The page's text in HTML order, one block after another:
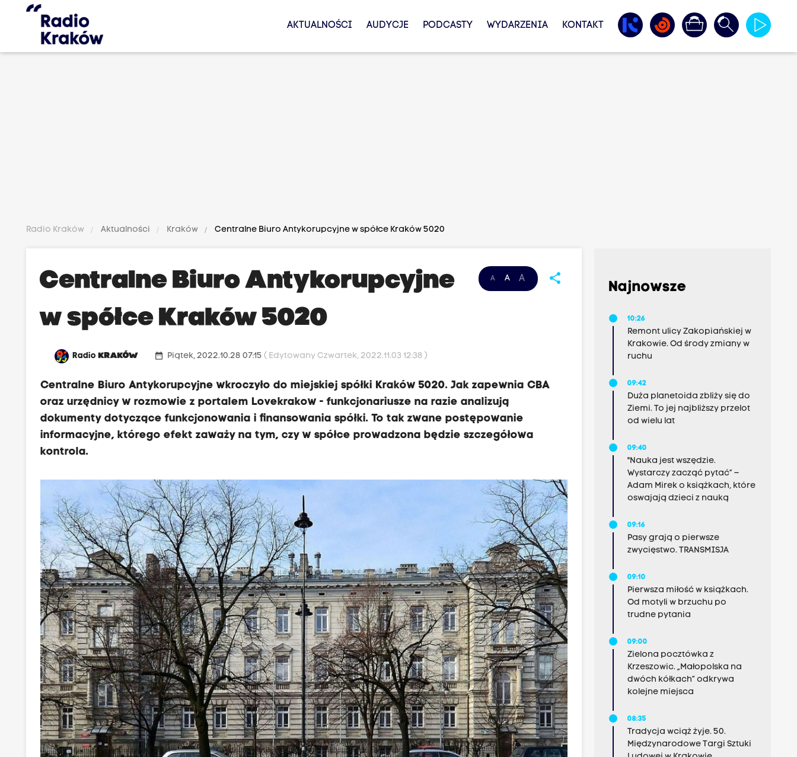
AKTUALNOŚCI AUDYCJE PODCASTY WYDARZENIA KONTAKT
Radio Kraków Aktualności Kraków Centralne Biuro Antykorupcyjne w spółce Kraków 5020
A A A share
Centralne Biuro Antykorupcyjne
w spółce Kraków 5020
RadioKRAKÓW date_range Piątek, 2022.10.28 07:15( Edytowany Czwartek, 2022.11.03 12:38 )
Centralne Biuro Antykorupcyjne wkroczyło do miejskiej spółki Kraków 5020. Jak zapewnia CBA
oraz urzędnicy w rozmowie z portalem Lovekrakow - funkcjonariusze na razie analizują
dokumenty dotyczące funkcjonowania i finansowania spółki. To tak zwane postępowanie
informacyjne, którego efekt zaważy na tym, czy w spółce prowadzona będzie szczegółowa
kontrola.
Najnowsze
10:26
Remont ulicy Zakopiańskiej w
Krakowie. Od środy zmiany w
ruchu
09:42
Duża planetoida zbliży się do
Ziemi. To jej najbliższy przelot
od wielu lat
09:40
"Nauka jest wszędzie.
Wystarczy zacząć pytać” –
Adam Mirek o książkach, które
oswajają dzieci z nauką
09:16
Pasy grają o pierwsze
zwycięstwo. TRANSMISJA
09:10
Pierwsza miłość w książkach.
Od motyli w brzuchu po
trudne pytania
09:00
Zielona pocztówka z
Krzeszowic. „Małopolska na
dwóch kółkach” odkrywa
kolejne miejsca
08:35
Tradycja wciąż żyje. 50.
Międzynarodowe Targi Sztuki